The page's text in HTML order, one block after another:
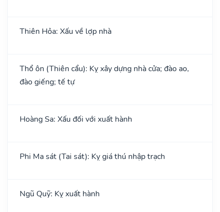
Thiên Hỏa: Xấu về lợp nhà
Thổ ôn (Thiên cẩu): Kỵ xây dựng nhà cửa; đào ao,
đào giếng; tế tự
Hoàng Sa: Xấu đối với xuất hành
Phi Ma sát (Tai sát): Kỵ giá thú nhập trạch
Ngũ Quỹ: Kỵ xuất hành